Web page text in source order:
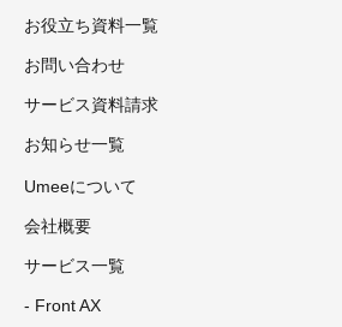
お役立ち資料一覧
お問い合わせ
サービス資料請求
お知らせ一覧
Umeeについて
会社概要
サービス一覧
- Front AX